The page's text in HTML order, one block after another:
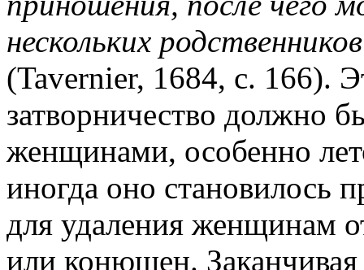
нескольких
(Tavernier, 1684, с. 166).
затворничество должно
женщинами, особенно
иногда оно становилось
для удаления женщинам
или конюшен.